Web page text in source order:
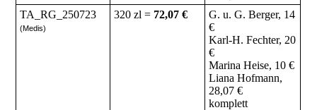
TA_RG_250723
(Medis)
320 zl = 72,07 €
G. u. G. Berger, 14
€
Karl-H. Fechter, 20
€
Marina Heise, 10 €
Liana Hofmann,
28,07 €
komplett